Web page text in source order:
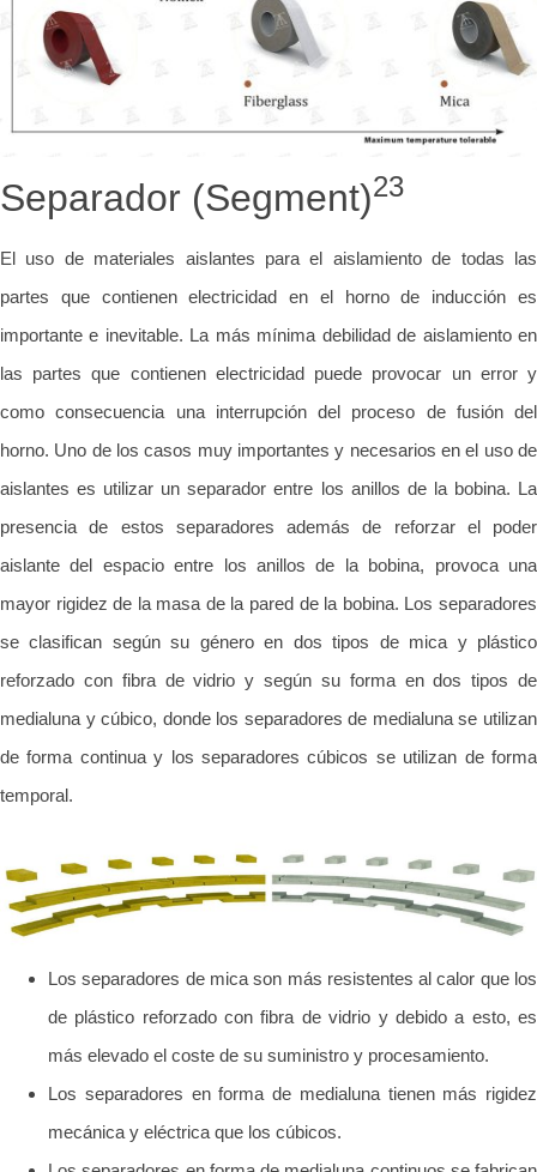
Separador (Segment)23
El uso de materiales aislantes para el aislamiento de todas las
partes que contienen electricidad en el horno de inducción es
importante e inevitable. La más mínima debilidad de aislamiento en
las partes que contienen electricidad puede provocar un error y
como consecuencia una interrupción del proceso de fusión del
horno. Uno de los casos muy importantes y necesarios en el uso de
aislantes es utilizar un separador entre los anillos de la bobina. La
presencia de estos separadores además de reforzar el poder
aislante del espacio entre los anillos de la bobina, provoca una
mayor rigidez de la masa de la pared de la bobina. Los separadores
se clasifican según su género en dos tipos de mica y plástico
reforzado con fibra de vidrio y según su forma en dos tipos de
medialuna y cúbico, donde los separadores de medialuna se utilizan
de forma continua y los separadores cúbicos se utilizan de forma
temporal.
Los separadores de mica son más resistentes al calor que los
de plástico reforzado con fibra de vidrio y debido a esto, es
más elevado el coste de su suministro y procesamiento.
Los separadores en forma de medialuna tienen más rigidez
mecánica y eléctrica que los cúbicos.